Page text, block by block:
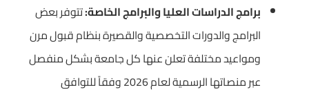
برامج الدراسات العليا والبرامج الخاصة:تتوفر بعض
البرامج والدورات التخصصية والقصيرة بنظام قبول مرن
ومواعيد مختلفة تعلن عنها كل جامعة بشكل منفصل
عبر منصاتها الرسمية لعام 2026 وفقاً للتوافق